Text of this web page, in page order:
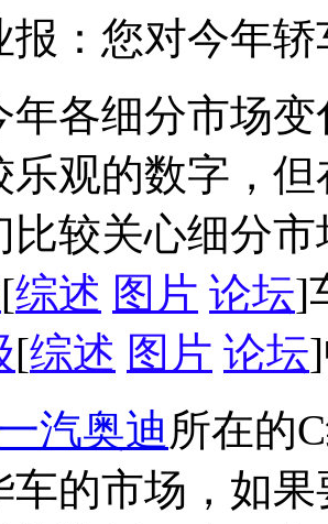
报：您对今年
年各细分市场
乐观的数字，
比较关心细分
[综述 图片 论坛]
[综述 图片 论坛
汽奥迪 所在的
车的市场，如